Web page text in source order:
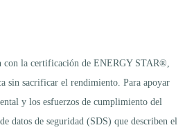
con la certificación de ENERGY STAR®,
sin sacrificar el rendimiento. Para apoyar
y los esfuerzos de cumplimiento del
datos de seguridad (SDS) que describen el